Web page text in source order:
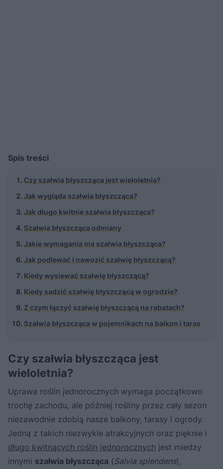
Spis treści
Czy szałwia błyszcząca jest wieloletnia?
Jak wygląda szałwia błyszcząca?
Jak długo kwitnie szałwia błyszcząca?
Szałwia błyszcząca odmiany
Jakie wymagania ma szałwia błyszcząca?
Jak podlewać i nawozić szałwię błyszczącą?
Kiedy wysiewać szałwię błyszczącą?
Kiedy sadzić szałwię błyszczącą w ogrodzie?
Z czym łączyć szałwię błyszczącą na rabatach?
Szałwia błyszcząca w pojemnikach na balkon i taras
Czy szałwia błyszcząca jest
wieloletnia?
Uprawa roślin jednorocznych wymaga początkowo
trochę zachodu, ale później rośliny przez cały sezon
niezawodnie zdobią nasze balkony, tarasy i ogrody.
Jedną z takich niezwykle atrakcyjnych oraz pięknie i
długo kwitnących roślin jednorocznych jest miedzy
innymi szałwia błyszcząca (Salvia splendens),